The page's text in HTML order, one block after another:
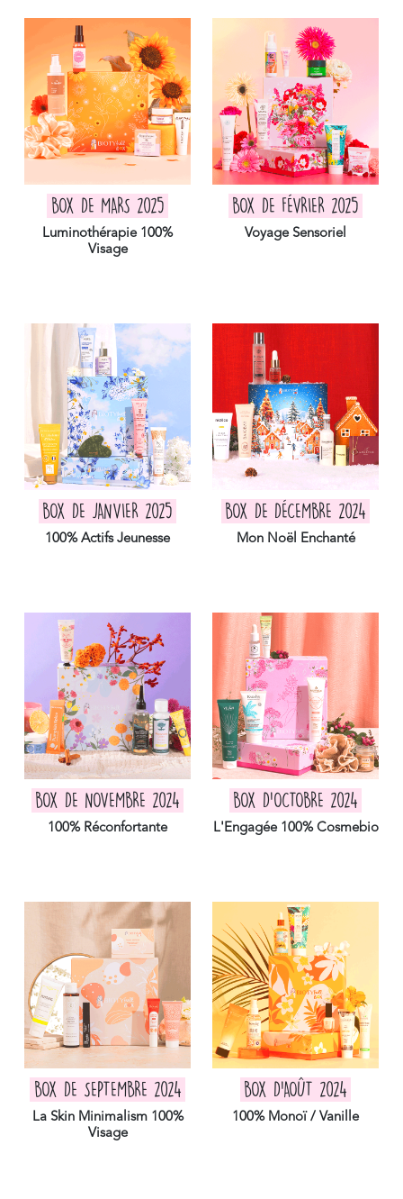
BOX DE MARS 2025
Luminothérapie 100%
Visage
BOX DE FÉVRIER 2025
Voyage Sensoriel
BOX DE JANVIER 2025
100% Actifs Jeunesse
BOX DE DÉCEMBRE 2024
Mon Noël Enchanté
BOX DE NOVEMBRE 2024
100% Réconfortante
BOX D'OCTOBRE 2024
L'Engagée 100% Cosmebio
BOX DE SEPTEMBRE 2024
La Skin Minimalism 100%
Visage
BOX D'AOÛT 2024
100% Monoï / Vanille